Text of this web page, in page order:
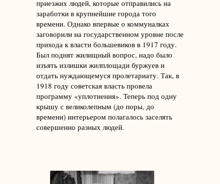
приезжих людей, которые отправились на
заработки в крупнейшие города того
времени. Однако впервые о коммуналках
заговорили на государственном уровне после
прихода к власти большевиков в 1917 году.
Был поднят жилищный вопрос, надо было
изъять излишки жилплощади буржуев и
отдать нуждающемуся пролетариату. Так, в
1918 году советская власть провела
программу «уплотнения». Теперь под одну
крышу с великолепным (до поры, до
времени) интерьером полагалось заселять
совершенно разных людей.